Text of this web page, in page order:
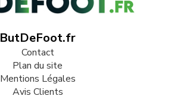
ButDeFoot.fr
Contact
Plan du site
Mentions Légales
Avis Clients